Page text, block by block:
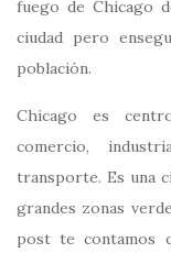
fuego de Chicago
ciudad pero
población.
Chicago es
comercio,
transporte. Es una
grandes zonas
post te contamos